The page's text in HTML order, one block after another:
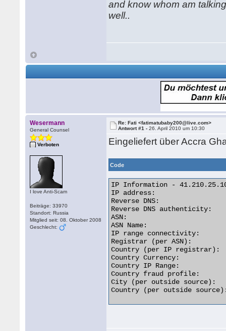
and know whom am
well..
Wesermann
General Counsel
Verboten
I love Anti-Scam
Beiträge: 33970
Standort: Russia
Mitglied seit: 08. Oktober 2008
Geschlecht:
Re: Fati <fatimatubaby200@live.com>
Antwort #1 -26. April 2010 um 10:30
Eingeliefert über Accra
Code
IP Information -
IP address:
Reverse DNS:
Reverse DNS authenticity:
ASN:
ASN Name:
IP range connectivity:
Registrar (per ASN):
Country (per IP registrar):
Country Currency:
Country IP Range:
Country fraud profile:
City (per outside source):
Country (per outside